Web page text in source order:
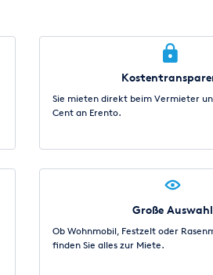
Sie mieten direkt beim Vermieter
Cent an Erento.
Große Auswahl
Ob Wohnmobil, Festzelt oder
finden Sie alles zur Miete.